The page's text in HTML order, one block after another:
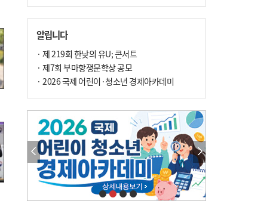
알립니다
· 제 219회 한낮의 유U; 콘서트
· 제7회 부마항쟁문학상 공모
· 2026 국제 어린이·청소년 경제아카데미